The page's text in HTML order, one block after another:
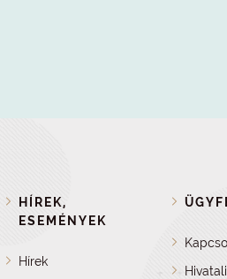
HÍREK,
ESEMÉNYEK
Hírek